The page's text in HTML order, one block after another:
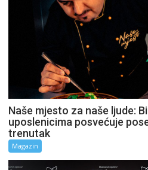
Naše mjesto za naše ljude:
uposlenicima posvećuje
trenutak
Magazin